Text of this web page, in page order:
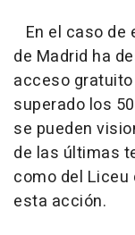
En el caso de
de Madrid ha
acceso gratuito
superado los
se pueden
de las últimas
como del Liceu
esta acción.